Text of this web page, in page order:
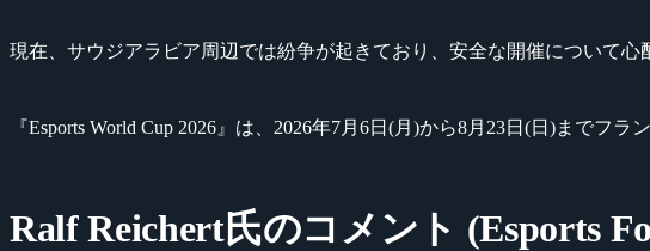
現在、サウジアラビア周辺では紛争が起きており、安全な開催について心
『Esports World Cup 2026』は、2026年7月6日(月)から8月23日(日)までフラ
Ralf Reichert氏のコメント (Esports